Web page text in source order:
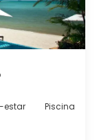
estar
Piscina